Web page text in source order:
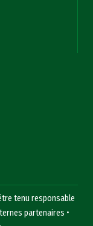
tenu responsable
partenaires •